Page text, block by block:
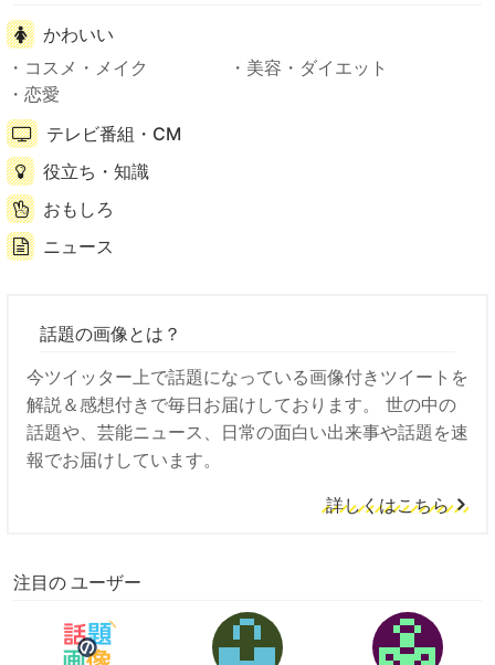
かわいい
コスメ・メイク
美容・ダイエット
恋愛
テレビ番組・CM
役立ち・知識
おもしろ
ニュース
話題の画像とは？
今ツイッター上で話題になっている画像付きツイートを
解説＆感想付きで毎日お届けしております。 世の中の
話題や、芸能ニュース、日常の面白い出来事や話題を速
報でお届けしています。
詳しくはこちら
注目の ユーザー